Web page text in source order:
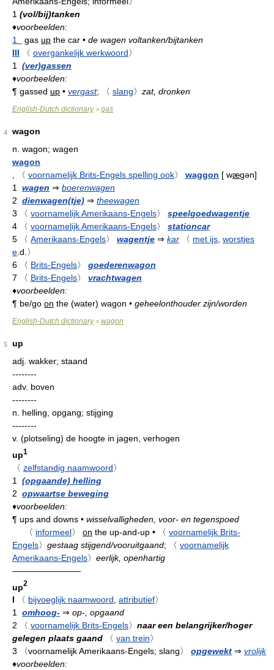
1 (vol/bij)tanken
♦voorbeelden:
1
gas up the car • de wagen voltanken/bijtanken
III
〈 overgankelijk werkwoord〉
1
(ver)gassen
♦voorbeelden:
¶ gassed up • vergast; 〈 slang〉 zat, dronken
English-Dutch dictionary> gas
4
wagon
n. wagon; wagen
wagon
〈 voornamelijk Brits-Engels spelling ook〉 waggon [ wægən]
1
wagen ⇒ boerenwagen
2 dienwagen(tje) ⇒ theewagen
3
〈 voornamelijk Amerikaans-Engels〉
speelgoedwagentje
4
〈 voornamelijk Amerikaans-Engels〉
stationcar
5
〈 Amerikaans-Engels〉 wagentje ⇒ kar 〈 met ijs worstjes
e .d.〉
6
〈 Brits-Engels〉
goederenwagon
7
〈 Brits-Engels〉
vrachtwagen
♦voorbeelden:
¶ be/go on the (water) wagon • geheelonthouder zijn/worden
English-Dutch dictionary> wagon
5
up
adj. wakker; staand
--------
adv. boven
--------
n.
helling, opgang; stijging
--------
v. (plotseling) de hoogte in jagen, verhogen
up1
〈 zelfstandig naamwoord〉
1
(opgaande) helling
2 opwaartse beweging
♦voorbeelden:
¶ ups and downs • wisselvalligheden, voor- en tegenspoed
〈 informeel〉 on the up-and-up • 〈 voornamelijk Brits-
Engels〉 gestaag stijgend/vooruitgaand; 〈 voornamelijk
Amerikaans-Engels〉 eerlijk, openhartig
————————
up2
I 〈 bijvoeglijk naamwoord, attributief〉
1 omhoog- ⇒ op-, opgaand
2
〈 voornamelijk Brits-Engels〉 naar een belangrijker/hoger
gelegen plaats gaand
〈 van trein〉
3
〈voornamelijk Amerikaans-Engels; slang〉 opgewekt ⇒ vrolijk
♦voorbeelden: